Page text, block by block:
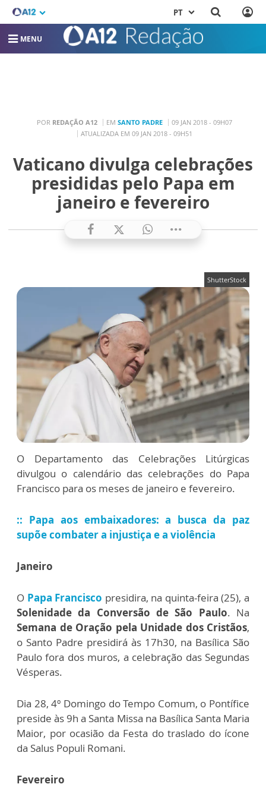
PT
MENU
POR REDAÇÃO A12 EM SANTO PADRE
09 JAN 2018 - 09H07
ATUALIZADA EM 09 JAN 2018 - 09H51
Vaticano divulga celebrações
presididas pelo Papa em
janeiro e fevereiro
ShutterStock
O Departamento das Celebrações Litúrgicas
divulgou o calendário das celebrações do Papa
Francisco para os meses de janeiro e fevereiro.
:: Papa aos embaixadores: a busca da paz
supõe combater a injustiça e a violência
Janeiro
O Papa Francisco presidira, na quinta-feira (25), a
Solenidade da Conversão de São Paulo. Na
Semana de Oração pela Unidade dos Cristãos,
o Santo Padre presidirá às 17h30, na Basílica São
Paulo fora dos muros, a celebração das Segundas
Vésperas.
Dia 28, 4º Domingo do Tempo Comum, o Pontífice
preside às 9h a Santa Missa na Basílica Santa Maria
Maior, por ocasião da Festa do traslado do ícone
da Salus Populi Romani.
Fevereiro